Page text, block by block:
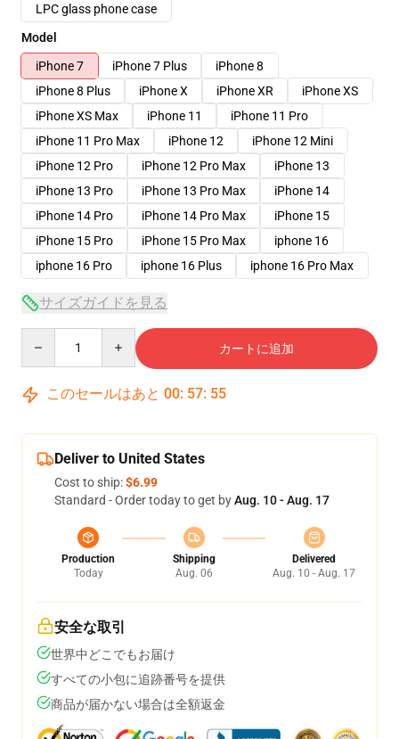
LPC glass phone case
Model
iPhone 7
iPhone 7 Plus
iPhone 8
iPhone 8 Plus
iPhone X iPhone XR
iPhone XS
iPhone XS Max
iPhone 11
iPhone 11 Pro
iPhone 11 Pro Max
iPhone 12
iPhone 12 Mini
iPhone 12 Pro
iPhone 12 Pro Max
iPhone 13
iPhone 13 Pro
iPhone 13 Pro Max
iPhone 14
iPhone 14 Pro
iPhone 14 Pro Max
iPhone 15
iPhone 15 Pro
iPhone 15 Pro Max
iphone 16
iphone 16 Pro
iphone 16 Plus iphone 16 Pro Max
サイズガイドを見る
カートに追加
このセールはあと 00: 57: 54
Deliver to United States
Cost to ship:$6.99
Standard - Order today to get byAug. 10 - Aug. 17
Production
Today
Shipping
Aug. 06
Delivered
Aug. 10 - Aug. 17
安全な取引
世界中どこでもお届け
すべての小包に追跡番号を提供
商品が届かない場合は全額返金